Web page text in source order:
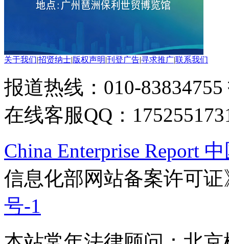
关于我们|招贤纳士|版权声明|刊登广告|寻求推广|联系我们
报道热线：010-83834755
在线客服QQ：
China Enterprise Report
信息化部网站备案许可
号-1